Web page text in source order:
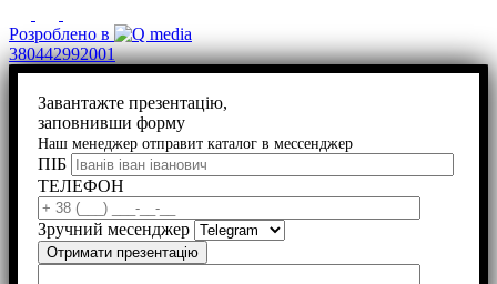
Розроблено в
380442992001
Завантажте презентацію,
заповнивши форму
Наш менеджер отправит каталог в мессенджер
ПІБ
ТЕЛЕФОН
Зручний месенджер